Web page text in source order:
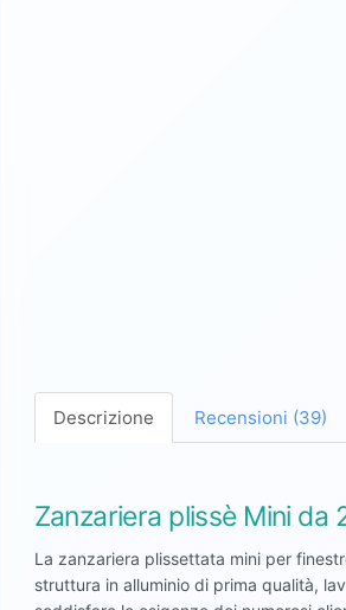
Descrizione Recensioni (39)
Zanzariera plissè Mini da
La zanzariera plissettata mini per
struttura in alluminio di prima qualità,